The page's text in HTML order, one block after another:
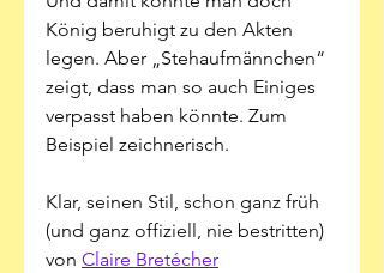
König beruhigt zu den Akten
legen. Aber „Stehaufmännchen“
zeigt, dass man so auch Einiges
verpasst haben könnte. Zum
Beispiel zeichnerisch.
Klar, seinen Stil, schon ganz früh
(und ganz offiziell, nie bestritten)
von Claire Bretécher